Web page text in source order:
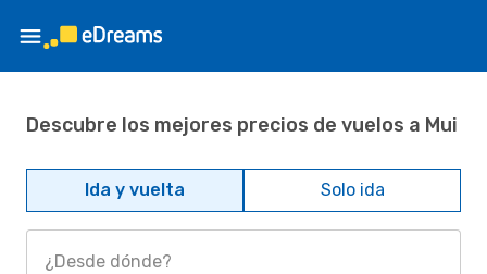
Descubre los mejores precios de vuelos a Mui
Ida y vuelta Solo ida
¿Desde dónde?